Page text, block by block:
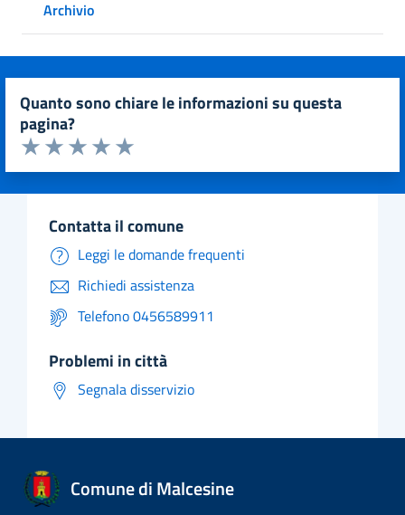
Archivio
quanto sono chiare le informazioni su questa
pagina?
Valuta da 1 a 5 stelle la pagina
Valuta 5 stelle su 5
Valuta 4 stelle su 5
Valuta 3 stelle su 5
Valuta 2 stelle su 5
Valuta 1 stelle su 5
contatta il comune
Leggi le domande frequenti
Richiedi assistenza
Telefono 0456589911
problemi in città
Segnala disservizio
Comune di Malcesine